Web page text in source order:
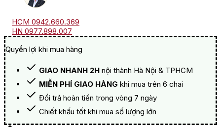
HCM 0942.660.369
HN 0977.898.007
Quyền lợi khi mua hàng
GIAO NHANH 2H nội thành Hà Nội & TPHCM
MIỄN PHÍ GIAO HÀNG khi mua trên 6 chai
Đổi trả hoàn tiền trong vòng 7 ngày
Chiết khấu tốt khi mua số lượng lớn